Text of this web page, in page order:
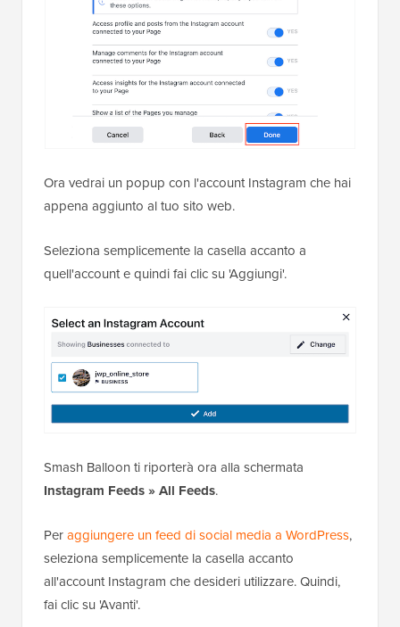
Ora vedrai un popup con l'account Instagram che hai
appena aggiunto al tuo sito web.
Seleziona semplicemente la casella accanto a
quell'account e quindi fai clic su 'Aggiungi'.
Smash Balloon ti riporterà ora alla schermata
Instagram Feeds » All Feeds.
Peraggiungere un feed di social media a WordPress,
seleziona semplicemente la casella accanto
all'account Instagram che desideri utilizzare. Quindi,
fai clic su 'Avanti'.